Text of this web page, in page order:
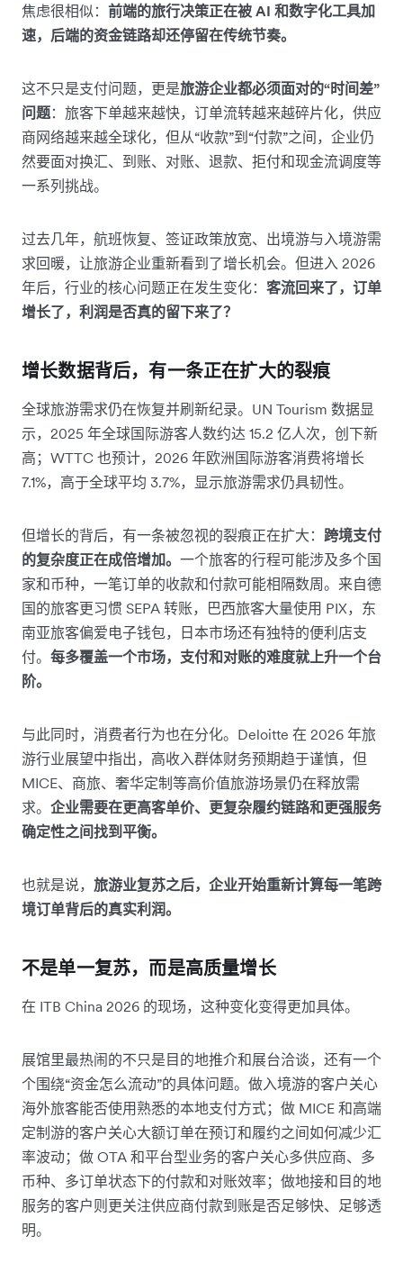
焦虑很相似： 前端的旅行决策正在被 AI 和数字化工具加
速，后端的资金链路却还停留在传统节奏。
这不只是支付问题，更是旅游企业都必须面对的“时间差”
问题：旅客下单越来越快，订单流转越来越碎片化，供应
商网络越来越全球化，但从“收款”到“付款”之间，企业仍
然要面对换汇、到账、对账、退款、拒付和现金流调度等
一系列挑战。
过去几年，航班恢复、签证政策放宽、出境游与入境游需
求回暖，让旅游企业重新看到了增长机会。但进入 2026
年后，行业的核心问题正在发生变化： 客流回来了，订单
增长了，利润是否真的留下来了？
增长数据背后，有一条正在扩大的裂痕
全球旅游需求仍在恢复并刷新纪录。UN Tourism 数据显
示，2025 年全球国际游客人数约达 15.2 亿人次，创下新
高；WTTC 也预计，2026 年欧洲国际游客消费将增长
7.1%，高于全球平均 3.7%，显示旅游需求仍具韧性。
但增长的背后，有一条被忽视的裂痕正在扩大： 跨境支付
的复杂度正在成倍增加。 一个旅客的行程可能涉及多个国
家和币种，一笔订单的收款和付款可能相隔数周。来自德
国的旅客更习惯 SEPA 转账，巴西旅客大量使用 PIX，东
南亚旅客偏爱电子钱包，日本市场还有独特的便利店支
付。 每多覆盖一个市场，支付和对账的难度就上升一个台
阶。
与此同时，消费者行为也在分化。Deloitte 在 2026 年旅
游行业展望中指出，高收入群体财务预期趋于谨慎，但
MICE、商旅、奢华定制等高价值旅游场景仍在释放需
求。 企业需要在更高客单价、更复杂履约链路和更强服务
确定性之间找到平衡。
也就是说， 旅游业复苏之后，企业开始重新计算每一笔跨
境订单背后的真实利润。
不是单一复苏，而是高质量增长
在 ITB China 2026 的现场，这种变化变得更加具体。
展馆里最热闹的不只是目的地推介和展台洽谈，还有一个
个围绕“资金怎么流动”的具体问题。做入境游的客户关心
海外旅客能否使用熟悉的本地支付方式；做 MICE 和高端
定制游的客户关心大额订单在预订和履约之间如何减少汇
率波动；做 OTA 和平台型业务的客户关心多供应商、多
币种、多订单状态下的付款和对账效率；做地接和目的地
服务的客户则更关注供应商付款到账是否足够快、足够透
明。